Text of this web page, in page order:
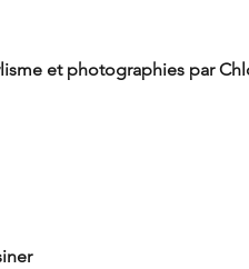
et photographies par